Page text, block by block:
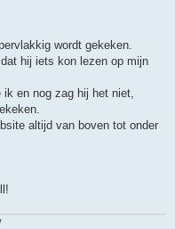
wordt gekeken.
hij iets kon lezen op mijn
ik en nog zag hij het niet,
altijd van boven tot onder